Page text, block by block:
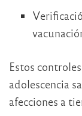
Estos
adolescencia
afecciones a